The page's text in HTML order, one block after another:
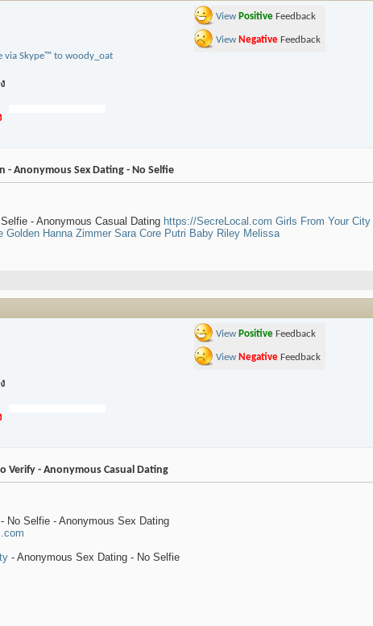
View Positive Feedback
View Negative Feedback
- Anonymous Sex Dating - No Selfie
- Anonymous Casual Dating https://SecreLocal.com Girls From Your City
Golden Hanna Zimmer Sara Core Putri Baby Riley Melissa
View Positive Feedback
View Negative Feedback
Verify - Anonymous Casual Dating
No Selfie - Anonymous Sex Dating
- Anonymous Sex Dating - No Selfie